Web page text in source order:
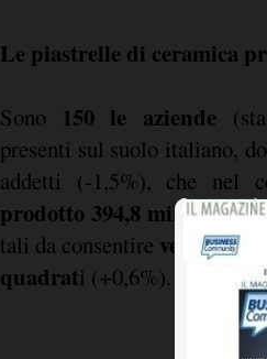
Le piastrelle di ceramica
Sono 150 le aziende
presenti sul suolo italiano,
addetti (-1,5%), che nel
prodotto 394,8 milioni di
tali da consentire vendite
quadrati (+0,6%). Le